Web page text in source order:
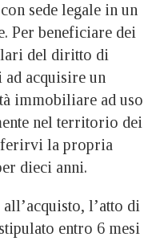
sede legale in un
Per beneficiare dei
del diritto di
acquisire un
immobiliare ad uso
nel territorio dei
la propria
dieci anni.
l’atto di
entro 6 mesi